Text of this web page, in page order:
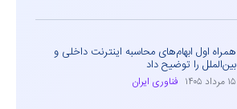
همراه اول ابهام‌های محاسبه اینترنت داخلی و
بین‌الملل را توضیح داد
۱۵ مرداد ۱۴۰۵ فناوری ایران